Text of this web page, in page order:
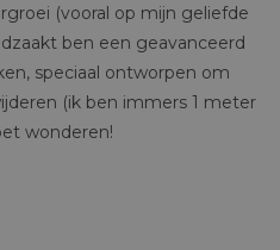
(vooral op mijn geliefde
ben een geavanceerd
speciaal ontworpen om
(ik ben immers 1 meter
wonderen!